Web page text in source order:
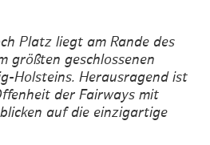
Platz liegt am Rande des
größten geschlossenen
Holsteins. Herausragend ist
der Fairways mit
auf die einzigartige